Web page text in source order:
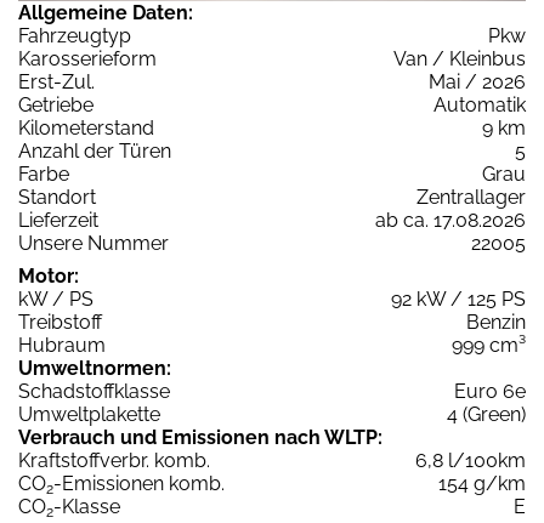
Allgemeine Daten:
Fahrzeugtyp
Pkw
Karosserieform
Van / Kleinbus
Erst-Zul.
Mai / 2026
Getriebe
Automatik
Kilometerstand
9 km
Anzahl der Türen
5
Farbe
Grau
Standort
Zentrallager
Lieferzeit
ab ca. 17.08.2026
Unsere Nummer
22005
Motor:
kW / PS
92 kW / 125 PS
Treibstoff
Benzin
Hubraum
999 cm³
Umweltnormen:
Schadstoffklasse
Euro 6e
Umweltplakette
4 (Green)
Verbrauch und Emissionen nach WLTP:
Kraftstoffverbr. komb.
6,8 l/100km
CO2-Emissionen komb.
154 g/km
CO2-Klasse
E